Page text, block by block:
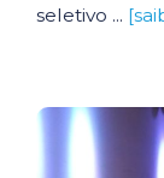
seletivo ...